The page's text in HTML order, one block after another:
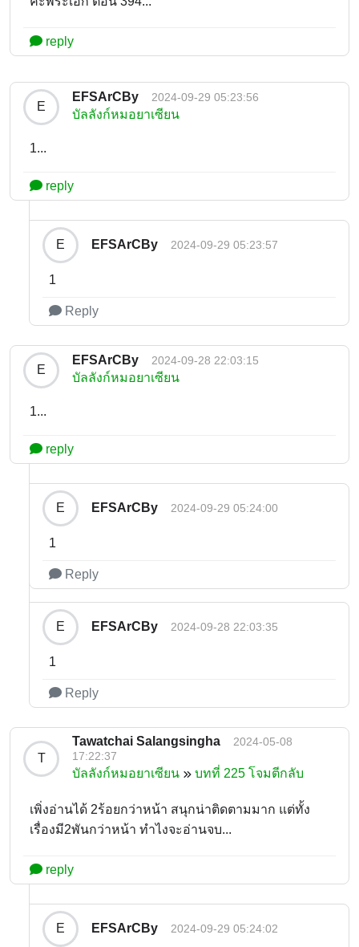
reply
E
EFSArCBy 2024-09-29 05:23:56
บัลลังก์หมอยาเซียน
1...
reply
E EFSArCBy 2024-09-29 05:23:57
1
Reply
E
EFSArCBy 2024-09-28 22:03:15
บัลลังก์หมอยาเซียน
1...
reply
E EFSArCBy 2024-09-29 05:24:00
1
Reply
E EFSArCBy 2024-09-28 22:03:35
1
Reply
T
Tawatchai Salangsingha
2024-05-08
17:22:37
บัลลังก์หมอยาเซียน บทที่ 225 โจมตีกลับ
เพิ่งอ่านได้ 2ร้อยกว่าหน้า สนุกน่าติดตามมาก แต่ทั้ง
เรื่องมี2พันกว่าหน้า ทำไงจะอ่านจบ...
reply
E EFSArCBy 2024-09-29 05:24:02